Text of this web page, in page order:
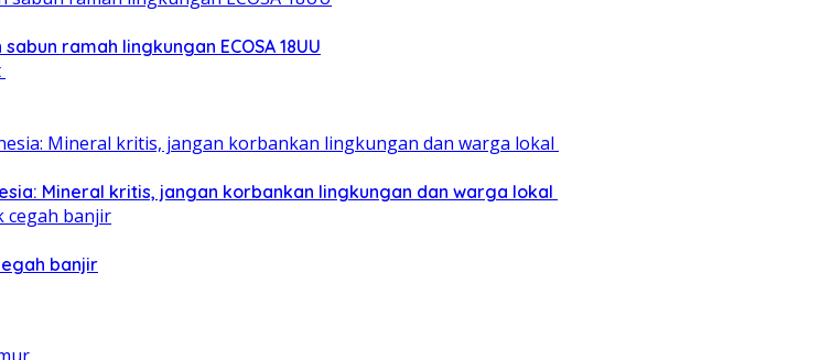
ramah lingkungan ECOSA 18UU
Mineral kritis, jangan korbankan lingkungan dan warga lokal
banjir